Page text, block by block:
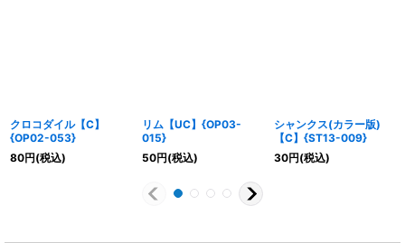
クロコダイル【C】
{OP02-053}
80円(税込)
リム【UC】{OP03-
015}
50円(税込)
シャンクス(カラー版)
【C】{ST13-009}
30円(税込)